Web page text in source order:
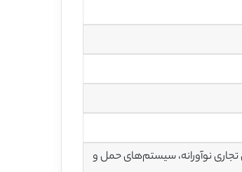
نوآورانه، سیستم‌های حمل و